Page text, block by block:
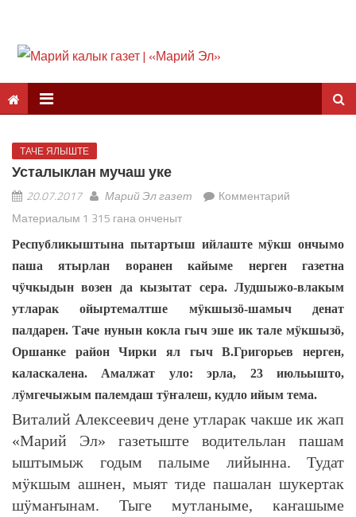
ТАЧЕ ЯЛЫШТЕ
Усталыклан мучаш уке
20.07.2017 Марий Эл газет
Комментарий
Материалым 1 315 гана онченыт
Республикыштына пытартыш ийлаште мӱкш ончымо
паша ятырлан воранен кайыме нерген газетна
чӱчкыдын возен да кызытат сера. Лудшыжо-влакым
утларак ойыртемалтше мӱкшызӧ-шамыч денат
палдарен. Таче нунын кокла гыч эше ик тале мӱкшызӧ,
Оршанке район Чирки ял гыч В.Григорьев нерген,
каласкалена. Амалжат уло: эрла, 23 июльышто,
лӱмгечыжым палемдаш тӱҥалеш, кудло ийым тема.
Виталий Алексеевич дене утларак чакше ик жап
«Марий Эл» газетыште водительлан пашам
ыштымыж годым палыме лийынна. Тудат
мӱкшым ашнен, мыят тиде пашалан шукертак
шӱмаҥынам. Тыге мутланыме, каҥашыме